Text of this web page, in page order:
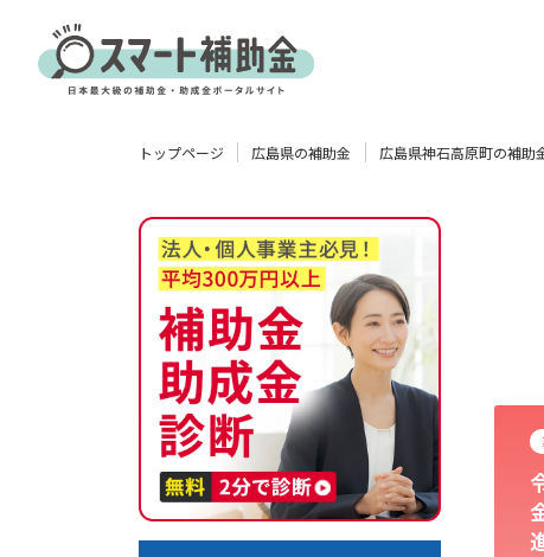
製造業 情報通信業 卸売･小売業
トップページ 広島県の補助金 広島県神石高原町の補助